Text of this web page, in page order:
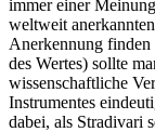
immer einer
weltweit
Anerkennung finden
des Wertes) sollte
wissenschaftliche
Instrumentes
dabei, als Stradivari